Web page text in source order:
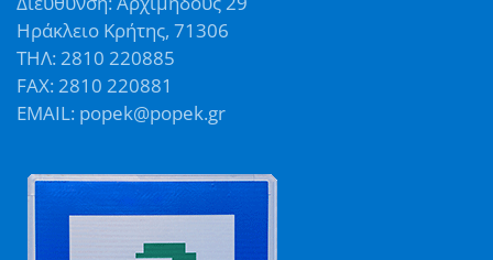
Ηράκλειο Κρήτης, 71306
ΤΗΛ: 2810 220885
FAX: 2810 220881
EMAIL: popek@popek.gr